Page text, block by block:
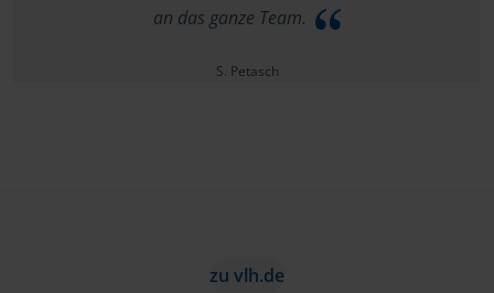
an das ganze Team.
S. Petasch
zu vlh.de